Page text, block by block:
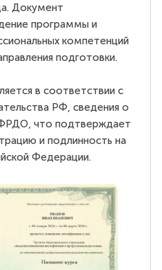
Документ
программы и
компетенций
подготовки.
в соответствии с
РФ, сведения о
что подтверждает
и подлинность на
Федерации.